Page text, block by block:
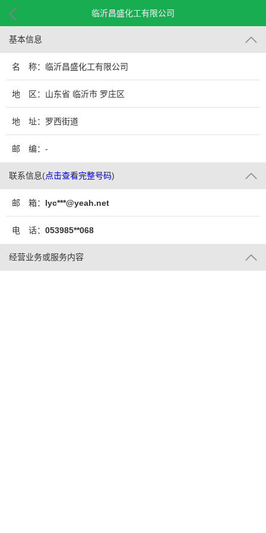
临沂昌盛化工有限公司
基本信息
名 称：临沂昌盛化工有限公司
地 区：山东省 临沂市 罗庄区
地 址：罗西街道
邮 编：-
联系信息(点击查看完整号码)
邮 箱： lyc***@yeah.net
电 话： 053985**068
经营业务或服务内容